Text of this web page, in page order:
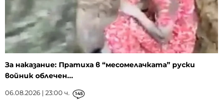
За наказание: Пратиха в “месомелачката” руски
войник облечен...
06.08.2026 | 23:00 ч. 145